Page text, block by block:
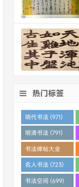
热门标签
明代书法 (971)
明清书法 (791)
书法碑帖大全
(784)
名人书法 (723)
书法空间 (699)